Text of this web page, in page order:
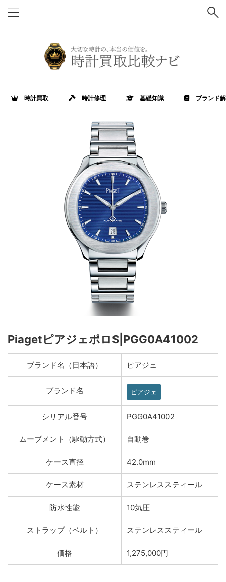
時計買取 時計修理 基礎知識 ブランド
PiagetピアジェポロS|PGG0A41002
ブランド名（日本語） ピアジェ
ブランド名 ピアジェ
シリアル番号 PGG0A41002
ムーブメント（駆動方式） 自動巻
ケース直径 42.0mm
ケース素材 ステンレススティール
防水性能 10気圧
ストラップ（ベルト） ステンレススティール
価格 1,275,000円